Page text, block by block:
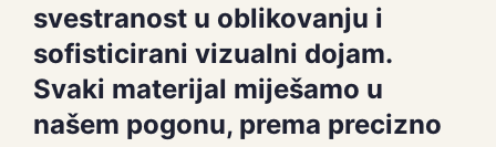
svestranost u oblikovanju i
sofisticirani vizualni dojam.
Svaki materijal miješamo u
našem pogonu, prema precizno